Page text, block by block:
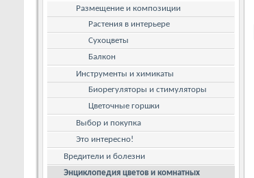
Размещение и композиции
Растения в интерьере
Сухоцветы
Балкон
Инструменты и химикаты
Биорегуляторы и стимуляторы
Цветочные горшки
Выбор и покупка
Это интересно!
Вредители и болезни
Энциклопедия цветов и комнатных